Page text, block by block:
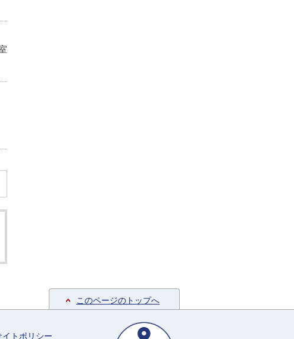
このページのトップへ
イトポリシー